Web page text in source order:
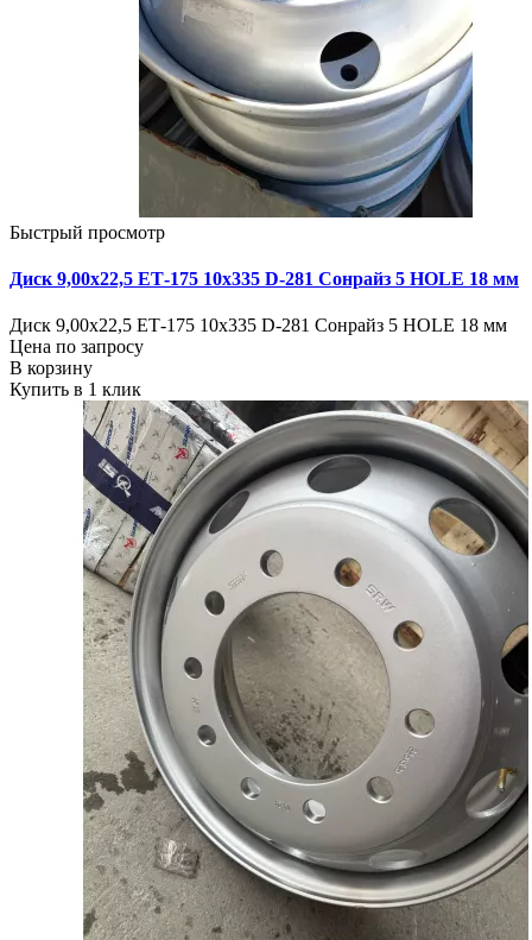
Быстрый просмотр
Диск 9,00х22,5 ЕТ-175 10х335 D-281 Сонрайз 5 HOLE 18 мм
Диск 9,00х22,5 ЕТ-175 10х335 D-281 Сонрайз 5 HOLE 18 мм
Цена по запросу
В корзину
Купить в 1 клик